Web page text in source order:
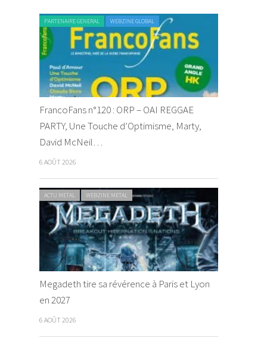
PARTENAIRE GENERAL WEBZINE GLOBAL
FrancoFans n°120 : ORP – OAI REGGAE
PARTY, Une Touche d’Optimisme, Marty,
David McNeil…
6 AOÛT 2026
ACTU METAL WEBZINE METAL
Megadeth tire sa révérence à Paris et Lyon
en 2027
6 AOÛT 2026